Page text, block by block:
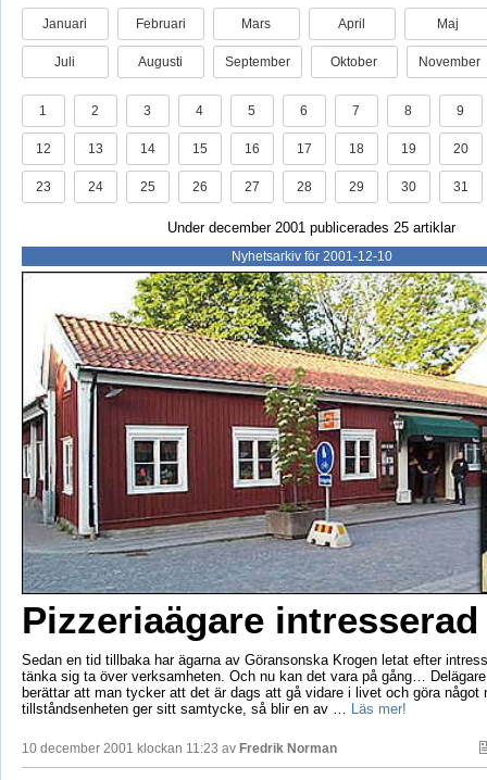
Januari Februari Mars April Maj
Juli Augusti September Oktober November
1 2 3 4 5 6 7 8 9
12 13 14 15 16 17 18 19 20
23 24 25 26 27 28 29 30 31
Under december 2001 publicerades 25 artiklar
Nyhetsarkiv för 2001-12-10
Pizzeriaägare intresserad
Sedan en tid tillbaka har ägarna av Göransonska Krogen letat efter
tänka sig ta över verksamheten. Och nu kan det vara på gång…
berättar att man tycker att det är dags att gå vidare i livet och göra något
tillståndsenheten ger sitt samtycke, så blir en av …
Läs mer!
10 december 2001 klockan 11:23 av Fredrik Norman